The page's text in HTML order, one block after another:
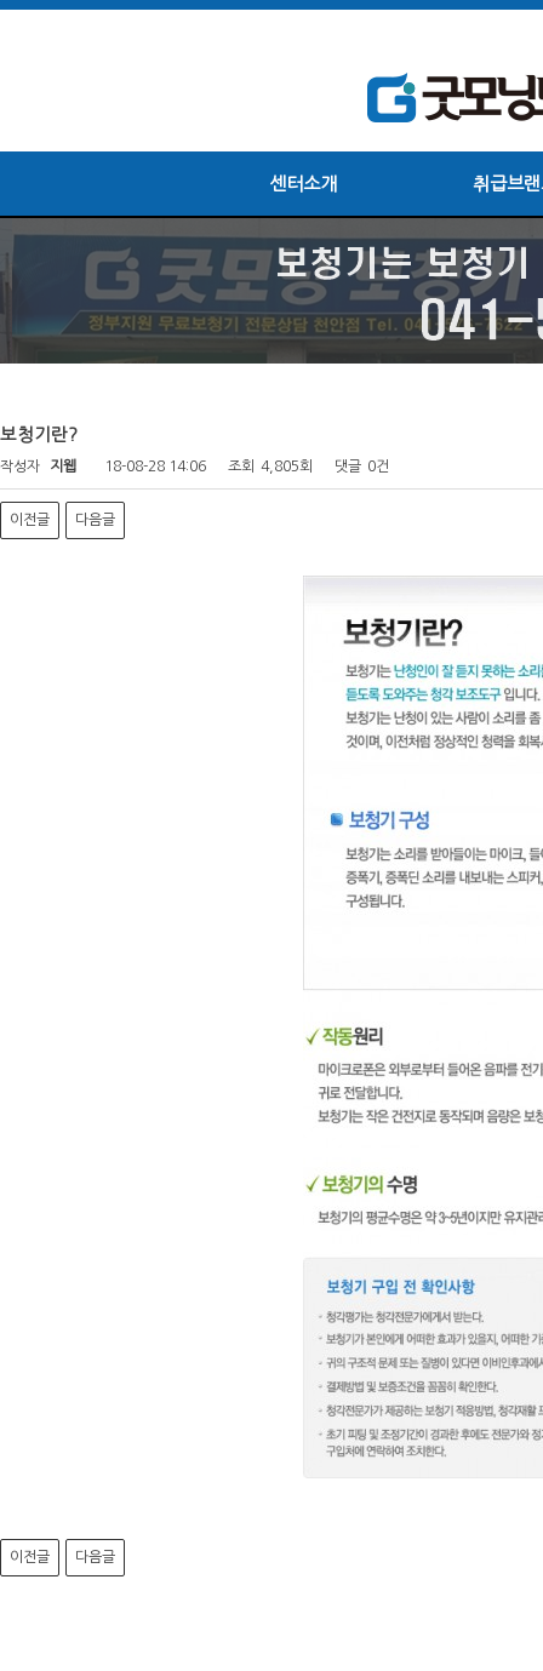
센터소개 취급브
보청기란?
작성자 지웹 18-08-28 14:06 조회 4,805회 댓글 0건
이전글 다음글
이전글 다음글